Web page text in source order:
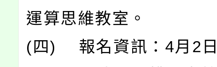
運算思維教室。
(四) 報名資訊：4月2